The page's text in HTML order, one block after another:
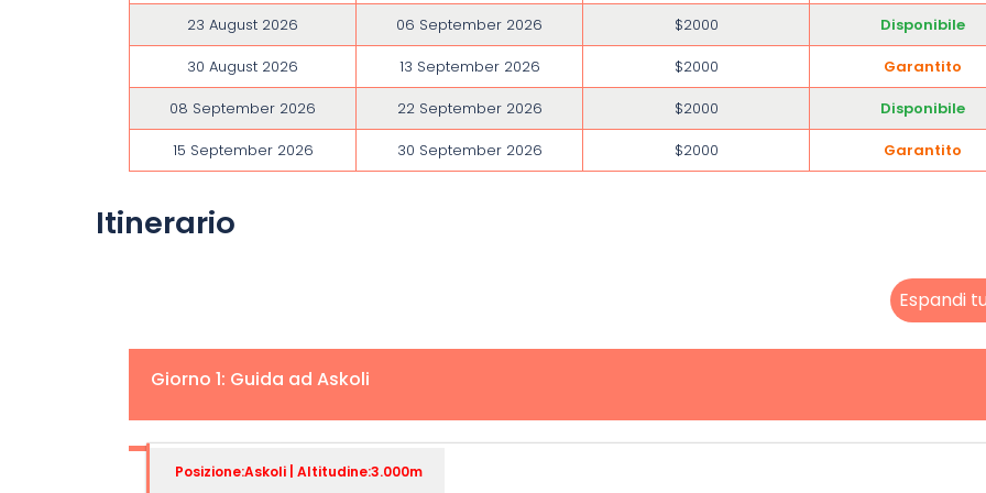
23 August 2026 06 September 2026 $2000
Disponibile
30 August 2026
13 September 2026 $2000
Garantito
08 September 2026
22 September 2026 $2000
Disponibile
15 September 2026
30 September 2026 $2000 Garantito
Itinerario
Espandi
Giorno 1: Guida ad Askoli
Posizione:Askoli | Altitudine:3.000m